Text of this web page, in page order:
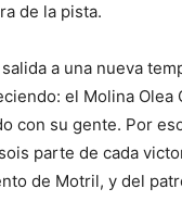
de la pista.
a una nueva
el Molina Olea
con su gente. Por
parte de cada
de Motril, y del